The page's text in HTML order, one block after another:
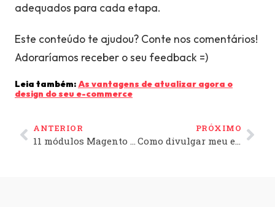
adequados para cada etapa.
Este conteúdo te ajudou? Conte nos comentários!
Adoraríamos receber o seu feedback =)
Leia também:As vantagens de atualizar agora o
design do seu e-commerce
ANTERIOR PRÓXIMO